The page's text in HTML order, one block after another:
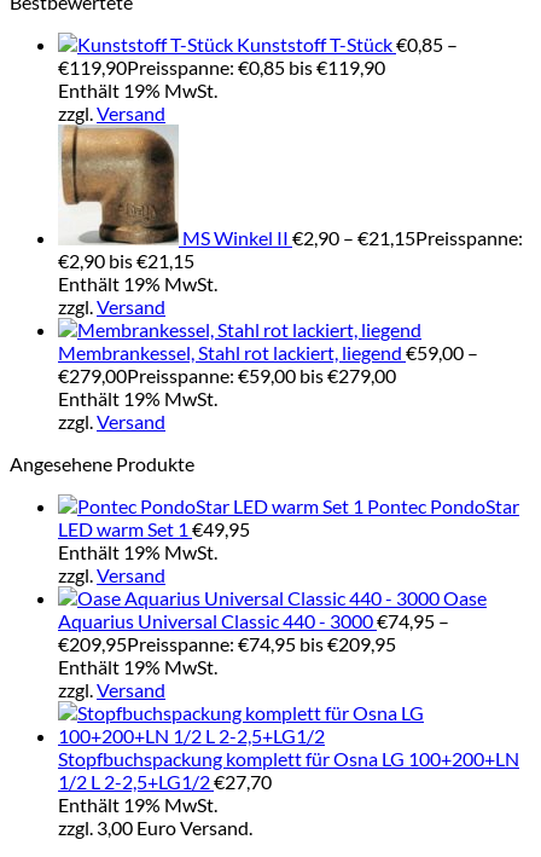
Kunststoff T-Stück€0,85 –
€119,90Preisspanne: €0,85 bis €119,90
Enthält 19% MwSt.
zzgl.Versand
MS Winkel II €2,90 – €21,15Preisspanne:
€2,90 bis €21,15
Enthält 19% MwSt.
zzgl.Versand
Membrankessel, Stahl rot lackiert, liegend €59,00 –
€279,00Preisspanne: €59,00 bis €279,00
Enthält 19% MwSt.
zzgl.Versand
Angesehene Produkte
Pontec PondoStar
LED warm Set 1 €49,95
Enthält 19% MwSt.
zzgl.Versand
Oase
Aquarius Universal Classic 440 - 3000€74,95 –
€209,95Preisspanne: €74,95 bis €209,95
Enthält 19% MwSt.
zzgl.Versand
Stopfbuchspackung komplett für Osna LG 100+200+LN
1/2 L 2-2,5+LG1/2€27,70
Enthält 19% MwSt.
zzgl. 3,00 Euro Versand.